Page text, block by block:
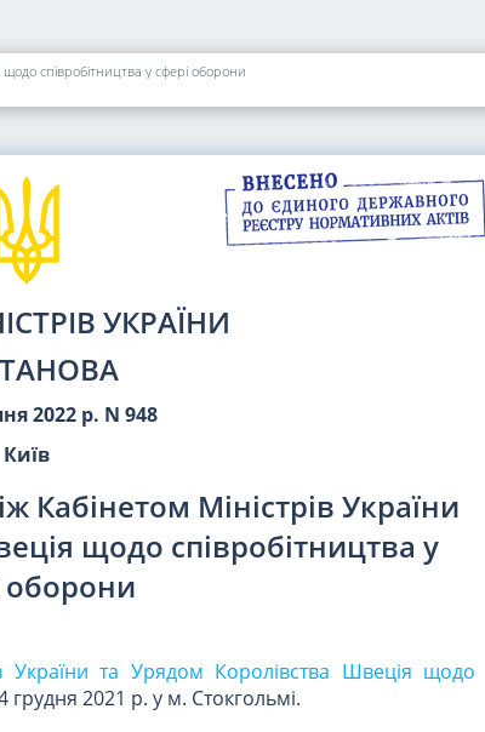
співробітництва у сфері оборони
УКРАЇНИ
2022 р. N 948
Київ
Кабінетом Міністрів України
щодо співробітництва у
оборони
України та Урядом Королівства Швеція щодо
грудня 2021 р. у м. Стокгольмі.